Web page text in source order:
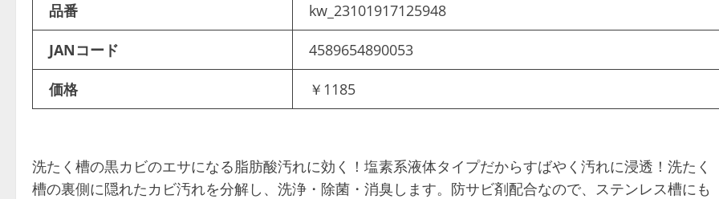
品番 kw_23101917125948
JANコード 4589654890053
価格 ￥1185
洗たく槽の黒カビのエサになる脂肪酸汚れに効く！塩素系液体タイプだからすばやく汚れに浸透！洗たく
槽の裏側に隠れたカビ汚れを分解し、洗浄・除菌・消臭します。防サビ剤配合なので、ステンレス槽にも